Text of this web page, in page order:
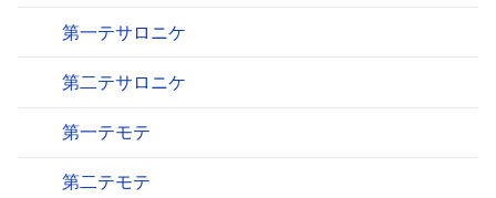
第一テサロニケ
第二テサロニケ
第一テモテ
第二テモテ